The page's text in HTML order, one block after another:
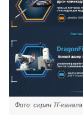
Фото: скрин ТГ-